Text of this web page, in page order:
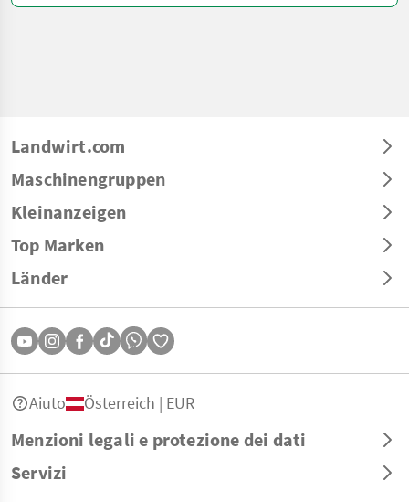
Landwirt.com
Maschinengruppen
Kleinanzeigen
Top Marken
Länder
Menzioni legali e protezione dei dati
Servizi
Aiuto Österreich | EUR